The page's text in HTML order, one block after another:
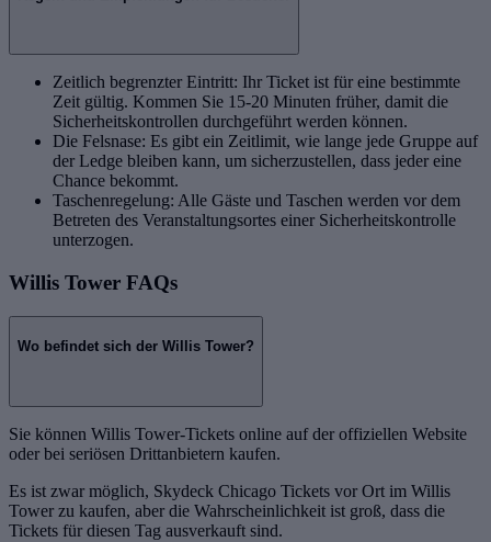
Zeitlich begrenzter Eintritt: Ihr Ticket ist für eine bestimmte
Zeit gültig. Kommen Sie 15-20 Minuten früher, damit die
Sicherheitskontrollen durchgeführt werden können.
Die Felsnase: Es gibt ein Zeitlimit, wie lange jede Gruppe auf
der Ledge bleiben kann, um sicherzustellen, dass jeder eine
Chance bekommt.
Taschenregelung: Alle Gäste und Taschen werden vor dem
Betreten des Veranstaltungsortes einer Sicherheitskontrolle
unterzogen.
Willis Tower FAQs
Wo befindet sich der Willis Tower?
Sie können Willis Tower-Tickets online auf der offiziellen Website
oder bei seriösen Drittanbietern kaufen.
Es ist zwar möglich, Skydeck Chicago Tickets vor Ort im Willis
Tower zu kaufen, aber die Wahrscheinlichkeit ist groß, dass die
Tickets für diesen Tag ausverkauft sind.